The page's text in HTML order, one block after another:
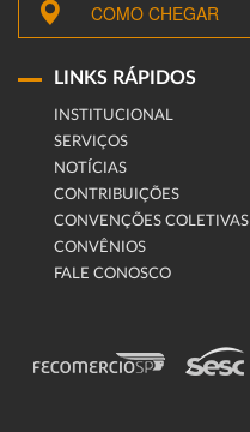
COMO CHEGAR
LINKS RÁPIDOS
INSTITUCIONAL
SERVIÇOS
NOTÍCIAS
CONTRIBUIÇÕES
CONVENÇÕES COLETIVAS
CONVÊNIOS
FALE CONOSCO